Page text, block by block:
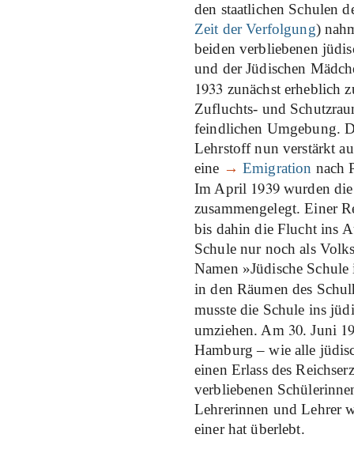
den staatlichen Schulen
Zeit der Verfolgung)
beiden verbliebenen
und der Jüdischen
1933 zunächst erheblich
Zufluchts- und
feindlichen Umgebung.
Lehrstoff nun verstärkt
eine → Emigration nach
Im April 1939wurden die
zusammengelegt. Einer
bis dahin die Flucht ins
Schule nur noch als
Namen »Jüdische
in den Räumen des
musste die Schule ins
umziehen. Am 30. Juni
Hamburg – wie alle
einen Erlass des
verbliebenen
Lehrerinnen und Lehrer
einer hat überlebt.